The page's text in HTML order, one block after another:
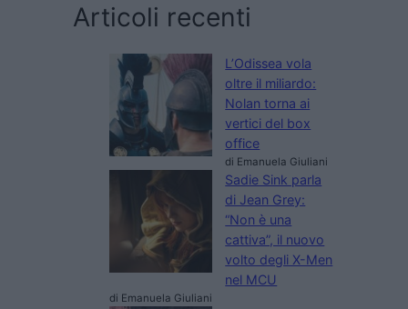
Articoli recenti
L’Odissea vola
oltre il miliardo:
Nolan torna ai
vertici del box
office
di Emanuela Giuliani
Sadie Sink parla
di Jean Grey:
“Non è una
cattiva”, il nuovo
volto degli X-Men
nel MCU
di Emanuela Giuliani